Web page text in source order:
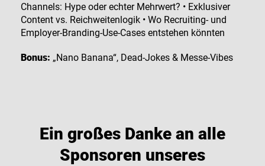
Channels: Hype oder echter Mehrwert? • Exklusiver
Content vs. Reichweitenlogik • Wo Recruiting- und
Employer-Branding-Use-Cases entstehen könnten
Bonus: „Nano Banana“, Dead-Jokes & Messe-Vibes
Ein großes Danke an alle
Sponsoren unseres